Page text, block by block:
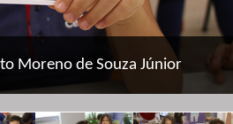
Moreno de Souza Júnior